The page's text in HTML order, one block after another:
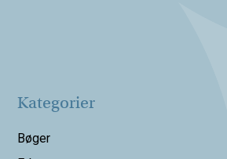
Kategorier
Bøger